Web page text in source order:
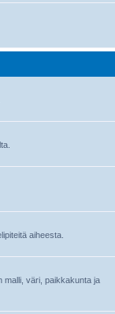
aiheesta.
malli, väri, paikkakunta ja